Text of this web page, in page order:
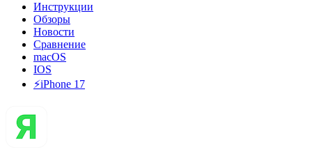
Инструкции
Обзоры
Новости
Сравнение
macOS
IOS
⚡️iPhone 17